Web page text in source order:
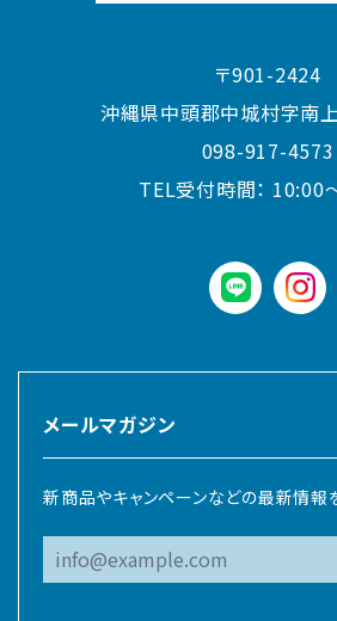
〒901-2424
沖縄県中頭郡中城村字南
098-917-4573
TEL受付時間： 10:00
LINE
メールマガジン
新商品やキャンペーンなどの最新情報